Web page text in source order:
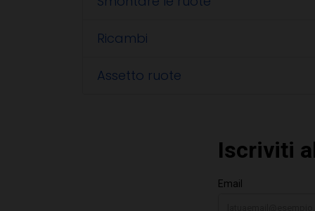
Ricambi
Assetto ruote